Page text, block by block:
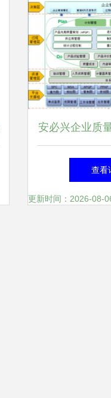
安必兴企业质
统 重塑企业
查看
更新时间：2026-08-